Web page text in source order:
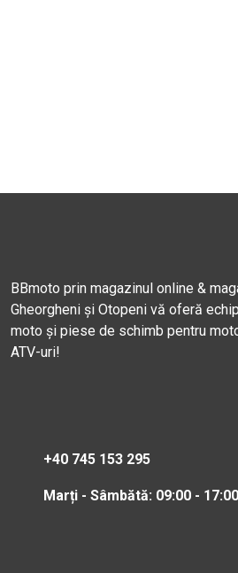
BBmoto prin magazinul online &
Gheorgheni și Otopeni vă oferă
moto și piese de schimb pentru
ATV-uri!
+40 745 153 295
Marți - Sâmbătă: 09:00 - 17:00